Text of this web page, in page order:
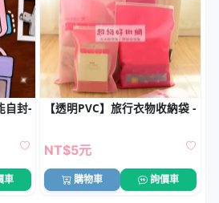
自封-烘焙分裝包裝
車
【透明PVC】旅行衣物收納袋 - 戶
NT$5元
購物車 詢價車